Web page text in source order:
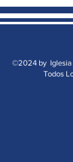
©2024 by Iglesia
Todos